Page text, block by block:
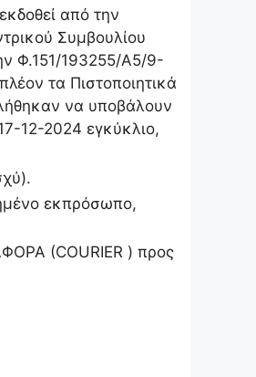
από την
Συμβουλίου
Φ.151/193255/Α5/9-
τα Πιστοποιητικά
να υποβάλουν
12-2024 εγκύκλιο,
εκπρόσωπο,
(COURIER ) προς